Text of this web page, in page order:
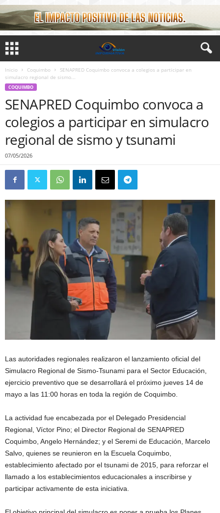
Inicio Coquimbo
SENAPRED Coquimbo convoca a colegios a participar en
simulacro regional de sismo...
COQUIMBO
SENAPRED Coquimbo convoca a
colegios a participar en simulacro
regional de sismo y tsunami
07/05/2026
Las autoridades regionales realizaron el lanzamiento oficial del
Simulacro Regional de Sismo-Tsunami para el Sector Educación,
ejercicio preventivo que se desarrollará el próximo jueves 14 de
mayo a las 11:00 horas en toda la región de Coquimbo.
La actividad fue encabezada por el Delegado Presidencial
Regional, Víctor Pino; el Director Regional de SENAPRED
Coquimbo, Angelo Hernández; y el Seremi de Educación, Marcelo
Salvo, quienes se reunieron en la Escuela Coquimbo,
establecimiento afectado por el tsunami de 2015, para reforzar el
llamado a los establecimientos educacionales a inscribirse y
participar activamente de esta iniciativa.